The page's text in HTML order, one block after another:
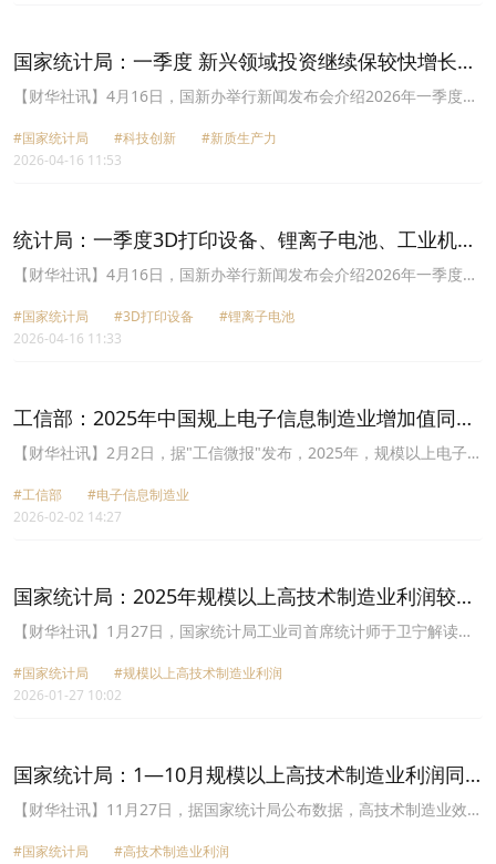
国家统计局：一季度 新兴领域投资继续保较快增长速
度
【财华社讯】4月16日，国新办举行新闻发布会介绍2026年一季度国
兴领域投资增势较好。产业升级稳步发展，科技创新引领作用增强，
新质生产力发展成效持续显现。以低空经济为代表的新兴产业和以具
备制造业、电子及通信设备制造业投资分别增长19%和6.6%。生产性
服务业向专业化和价值链的高端延伸，有效地激活投资的新动能。一
季度，高技术服务业投资同比增长12.3%，其中，专业技术服务业、
较快的增长速度。
#国家统计局 #科技创新
#新质生产力
2026-04-16 11:53
​统计局：一季度3D打印设备、锂离子电池、工业机器
人产品产量同比分别增长54%、40.8%、33.2%
【财华社讯】4月16日，国新办举行新闻发布会介绍2026年一季度国
国规模以上工业增加值同比增长6.1%，比上年四季度加快1.1个百分
点。分三大门类看，采矿业增加值同比增长6.0%，制造业增长
部规模以上工业增加值2.8和6.4个百分点。分经济类型看，国有控股
企业增加值同比增长4.8%；股份制企业增长6.6%，外商及港澳台投
资企业增长3.9%；私营企业增长6.1%。分产品看，3D打印设备、锂
33.2%。3月份，规模以上工业增加值同比增长5.7%，环比增长
0.28%。3月份，制造业采购经理指数为50.4%，比上月上升1.4个百
#​国家统计局 #3D打印设备
#锂离子电池
2026-04-16 11:33
工信部：2025年中国规上电子信息制造业增加值同比
增长10.6%
​【财华社讯】2月2日，据"工信微报"发布，2025年，规模以上电子信
业高4.7个和1.2个百分点。12月份，规模以上电子信息制造业增加值
同比增长11.8%。主要产品中，手机产量15.4亿台，同比下降5.8%，
10.9%。
#工信部
#电子信息制造业
2026-02-02 14:27
国家统计局：2025年规模以上高技术制造业利润较上
年增长13.3%
【财华社讯】1月27日，国家统计局工业司首席统计师于卫宁解读
上年增长13.3%，高于全部规模以上工业12.7个百分点。从行业看，
智能电子产品创造消费新潮流，带动智能消费设备制造行业利润较上
的集成电路制造、半导体器件专用设备制造、电子元器件与机电组件
设备制造、敏感元件及传感器制造行业利润分别增长172.6%、
128.0%、49.1%、33.3%；医疗领域高质量发展效果显现，基因工程
分别增长72.7%、37.1%、29.7%。
#国家统计局
#规模以上高技术制造业利润
2026-01-27 10:02
国家统计局：1—10月规模以上高技术制造业利润同
比增长8.0%
【财华社讯】11月27日，据国家统计局公布数据，高技术制造业效益
高于全部规模以上工业平均水平6.1个百分点。从行业看，智能电子
#国家统计局
#高技术制造业利润